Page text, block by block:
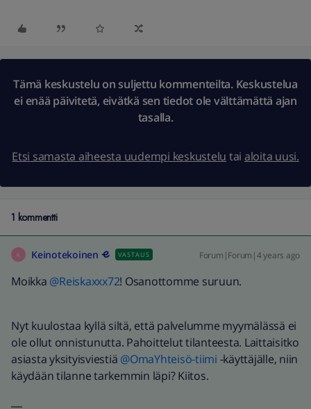
Tämä keskustelu on suljettu kommenteilta. Keskustelua
ei enää päivitetä, eivätkä sen tiedot ole välttämättä ajan
tasalla.
Etsi samasta aiheesta uudempi keskustelu tai aloita uusi.
1 kommentti
K Keinotekoinen VASTAUS Forum|Forum|4 years ago
Moikka @Reiskaxxx72! Osanottomme suruun.
Nyt kuulostaa kyllä siltä, että palvelumme myymälässä ei
ole ollut onnistunutta. Pahoittelut tilanteesta. Laittaisitko
asiasta yksityisviestiä @OmaYhteisö-tiimi -käyttäjälle, niin
käydään tilanne tarkemmin läpi? Kiitos.